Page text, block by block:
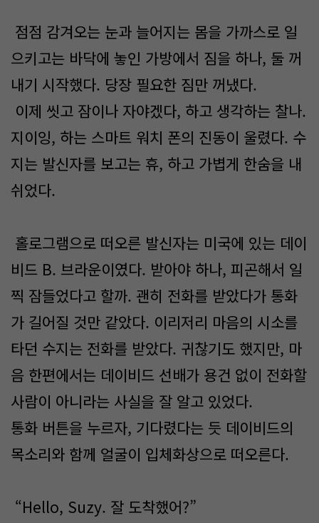
점점 감겨오는 눈과 늘어지는 몸을 가까스로 일
으키고는 바닥에 놓인 가방에서 짐을 하나, 둘 꺼
내기 시작했다. 당장 필요한 짐만 꺼냈다.
이제 씻고 잠이나 자야겠다, 하고 생각하는 찰나.
지이잉, 하는 스마트 워치 폰의 진동이 울렸다. 수
지는 발신자를 보고는 휴, 하고 가볍게 한숨을 내
쉬었다.
홀로그램으로 떠오른 발신자는 미국에 있는 데이
비드 B. 브라운이였다. 받아야 하나, 피곤해서 일
찍 잠들었다고 할까. 괜히 전화를 받았다가 통화
가 길어질 것만 같았다. 이리저리 마음의 시소를
타던 수지는 전화를 받았다. 귀찮기도 했지만, 마
음 한편에서는 데이비드 선배가 용건 없이 전화할
사람이 아니라는 사실을 잘 알고 있었다.
통화 버튼을 누르자, 기다렸다는 듯 데이비드의
목소리와 함께 얼굴이 입체화상으로 떠오른다.
“Hello, Suzy. 잘 도착했어?”